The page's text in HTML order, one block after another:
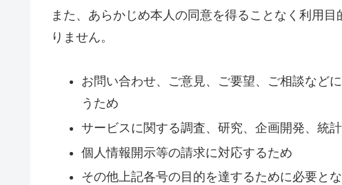
また、あらかじめ本人の同意を得ることなく利用
りません。
お問い合わせ、ご意見、ご要望、ご相談など
うため
サービスに関する調査、研究、企画開発、統
個人情報開示等の請求に対応するため
その他上記各号の目的を達するために必要と